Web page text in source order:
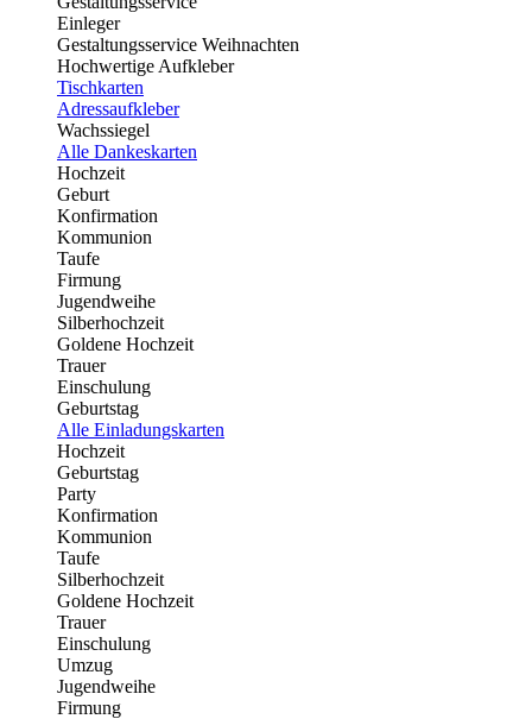
Einleger
Gestaltungsservice Weihnachten
Hochwertige Aufkleber
Tischkarten
Adressaufkleber
Wachssiegel
Alle Dankeskarten
Hochzeit
Geburt
Konfirmation
Kommunion
Taufe
Firmung
Jugendweihe
Silberhochzeit
Goldene Hochzeit
Trauer
Einschulung
Geburtstag
Alle Einladungskarten
Hochzeit
Geburtstag
Party
Konfirmation
Kommunion
Taufe
Silberhochzeit
Goldene Hochzeit
Trauer
Einschulung
Umzug
Jugendweihe
Firmung